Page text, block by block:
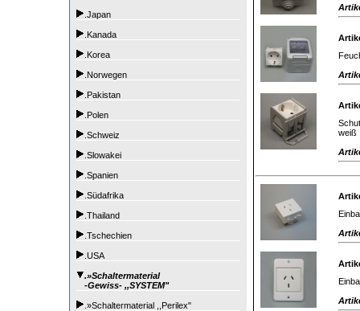
.Japan
.Kanada
.Korea
.Norwegen
.Pakistan
.Polen
.Schweiz
.Slowakei
.Spanien
.Südafrika
.Thailand
.Tschechien
.USA
.»Schaltermaterial
-Gewiss- ,,SYSTEM"
.»Schaltermaterial ,,Perilex"
weiß